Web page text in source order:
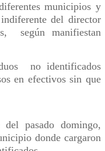
municipios y
del director
según manifiestan
no identificados
en efectivos sin que
pasado domingo,
donde cargaron